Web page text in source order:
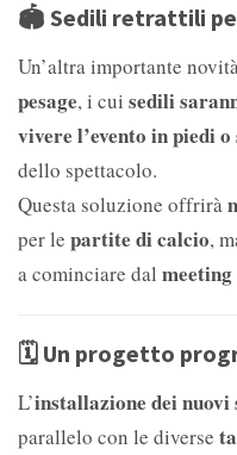
🏟️ Sedili retrattili
Un’altra importante
pesage, i cui sedili
vivere l’evento in piedi
dello spettacolo.
Questa soluzione offrirà
per le partite di calcio,
a cominciare dal
🗓️ Un progetto
L’installazione dei nuovi
parallelo con le diverse